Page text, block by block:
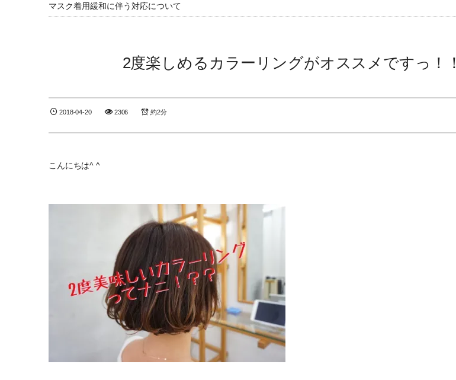
マスク着用緩和に伴う対応について
2度楽しめるカラーリングがオススメですっ！！
2018-04-20 2306 約2分
こんにちは^ ^